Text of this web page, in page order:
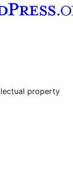
property